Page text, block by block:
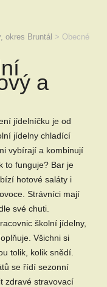
okres Bruntál > Obecné
a
jídelníčku je od
jídelny chladící
vybírají a kombinují
to funguje? Bar je
hotové saláty i
Strávníci mají
své chuti.
školní jídelny,
Všichni si
tolik, kolik snědí.
se řídí sezonní
zdravé stravovací